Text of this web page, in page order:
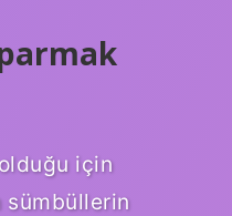
için
sümbüllerin